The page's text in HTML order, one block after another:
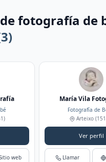
fotografía de
web
María Vila
Fotografía de
Arteixo
Ver perfil
Llamar